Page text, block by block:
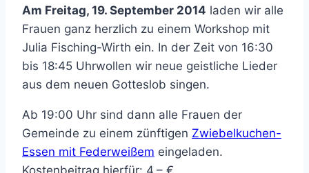
Am Freitag, 19. September 2014 laden wir alle
Frauen ganz herzlich zu einem Workshop mit
Julia Fisching-Wirth ein. In der Zeit von 16:30
bis 18:45 Uhrwollen wir neue geistliche Lieder
aus dem neuen Gotteslob singen.
Ab 19:00 Uhr sind dann alle Frauen der
Gemeinde zu einem zünftigen Zwiebelkuchen-
Essen mit Federweißem eingeladen.